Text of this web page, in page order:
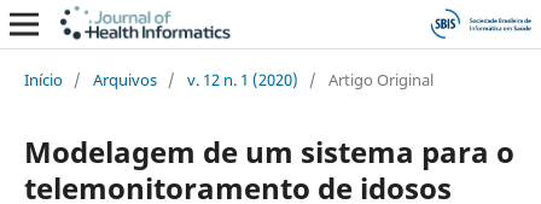
Início / Arquivos / v. 12 n. 1 (2020) / Artigo Original
Modelagem de um sistema para o
telemonitoramento de idosos